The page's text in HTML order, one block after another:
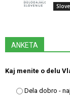
ANKETA
Kaj menite o delu
Dela dobro -